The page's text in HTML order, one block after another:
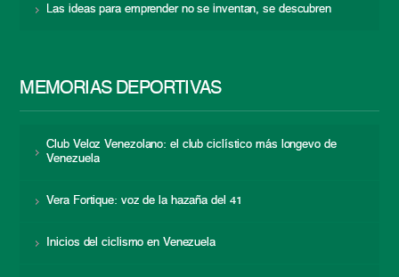
Las ideas para emprender no se inventan, se descubren
MEMORIAS DEPORTIVAS
Club Veloz Venezolano: el club ciclístico más longevo de
Venezuela
Vera Fortique: voz de la hazaña del 41
Inicios del ciclismo en Venezuela